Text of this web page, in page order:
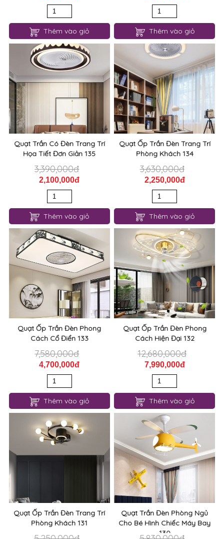
Thêm vào giỏ Thêm vào giỏ
Quạt Trần Có Đèn Trang Trí
Họa Tiết Đơn Giản 135
3,390,000đ
2,100,000đ
Thêm vào giỏ
Quạt Ốp Trần Đèn Trang Trí
Phòng Khách 134
3,630,000đ
2,250,000đ
Thêm vào giỏ
Quạt Ốp Trần Đèn Phong
Cách Cổ Điển 133
7,580,000đ
4,700,000đ
Thêm vào giỏ
Quạt Ốp Trần Đèn Phong
Cách Hiện Đại 132
12,680,000đ
7,990,000đ
Thêm vào giỏ
Quạt Ốp Trần Đèn Trang Trí
Phòng Khách 131
Quạt Trần Đèn Phòng Ngủ
Cho Bé Hình Chiếc Máy Bay
130